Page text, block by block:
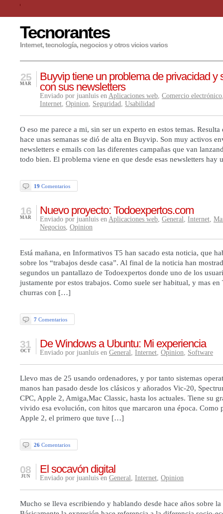
Tecnorantes
Internet, tecnología, negocios y otros vicios varios
Buyvip tiene un problema de privacidad y
con sus newsletters
25
MAR
Enviado por juanluis en Aplicaciones web, Comercio electrónico
Internet, Opinion, Seguridad, Usabilidad
O eso me parece a mi, sin ser un experto en estos temas.
hace unas semanas se dió de alta en Buyvip. Son muy activos
newsletters e emails con las diferentes campañas que van
todo bien. El problema viene en que desde esas newsletters
19 Comentarios
Nuevo proyecto: Todoexpertos.com
16
MAR Enviado por juanluis en Aplicaciones web, General, Internet,
Negocios, Opinion
Está mañana, en Informativos T5 han sacado esta noticia, que
sobre los “trabajos desde casa”. Al final de la noticia han
segundos un pantallazo de Todoexpertos donde uno de los
justamente por estos trabajos. Como suele ser habitual, y mas
churras con […]
7 Comentarios
De Windows a Ubuntu: Mi experiencia
31
OCT Enviado por juanluis en General, Internet, Opinion, Software
Llevo mas de 25 usando ordenadores, y por tanto sistemas
manos han pasado desde los clásicos y añorados Vic-20,
CPC, Apple 2, Amiga,Mac Classic, hasta los actuales. Tiene su
vivido esa evolución, con hitos que marcaron una época. Como
Apple 2, el primero que tuve […]
26 Comentarios
El socavón digital
08
JUN Enviado por juanluis en General, Internet, Opinion
Mucho se lleva escribiendo y hablando desde hace años sobre